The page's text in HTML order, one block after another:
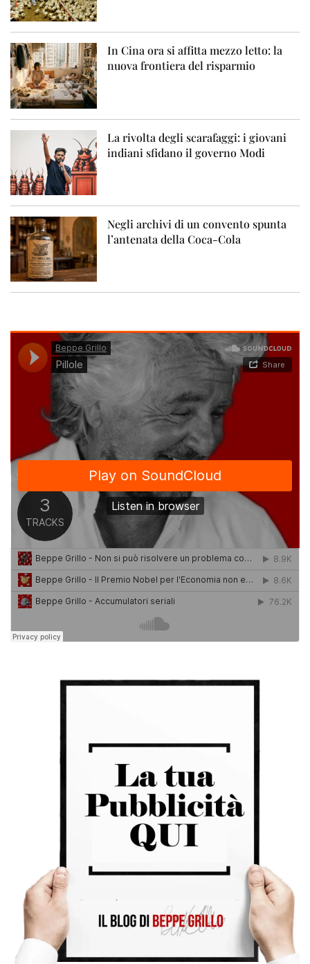
In Cina ora si affitta mezzo letto: la
nuova frontiera del risparmio
La rivolta degli scarafaggi: i giovani
indiani sfidano il governo Modi
Negli archivi di un convento spunta
l’antenata della Coca-Cola